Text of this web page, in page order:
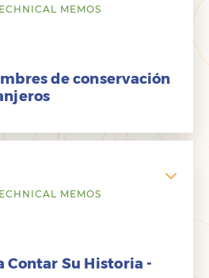
MEMOS
de conservación
MEMOS
Contar Su Historia -